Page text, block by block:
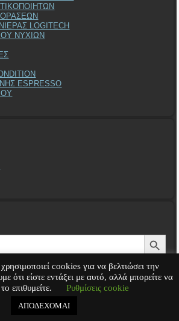
LOGITECH
ΝΥΧΙΩΝ
ESPRESSO
Search Button
Laptop Service Macbook Service Περιφερειακά
cookies για να βελτιώσει την
ότι είστε εντάξει με αυτό, αλλά μπορείτε να
επιθυμείτε.
Ρυθμίσεις cookie
ΑΠΟΔΕΧΟΜΑΙ